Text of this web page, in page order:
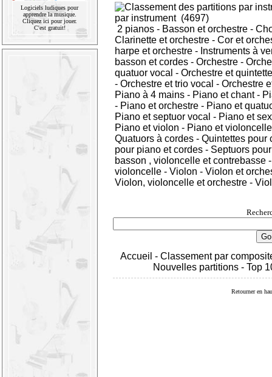
Logiciels ludiques pour
apprendre la musique.
Cliquez ici pour jouer.
C'est gratuit!
par instrument (4697)
2 pianos - Basson et orchestre -
Clarinette et orchestre - Cor et
harpe et orchestre - Instruments à
basson et cordes - Orchestre -
quatuor vocal - Orchestre et
- Orchestre et trio vocal - Orchestre
Piano à 4 mains - Piano et chant-
- Piano et orchestre - Piano et
Piano et septuor vocal - Piano et
Piano et violon - Piano et violoncelle
Quatuors à cordes - Quintettes pour
pour piano et cordes - Septuors
basson , violoncelle et contrebasse
violoncelle - Violon - Violon et
Violon, violoncelle et orchestre -
Accueil - Classement par
Nouvelles partitions -Top
Retourner en